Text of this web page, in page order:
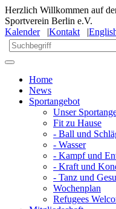
Herzlich Willkommen auf
Sportverein Berlin e.V.
Kalender|Kontakt |
Home
News
Sportangebot
Unser
Fit zu Hause
- Ball und
- Wasser
- Kampf und
- Kraft und
- Tanz und
Wochenplan
Refugees